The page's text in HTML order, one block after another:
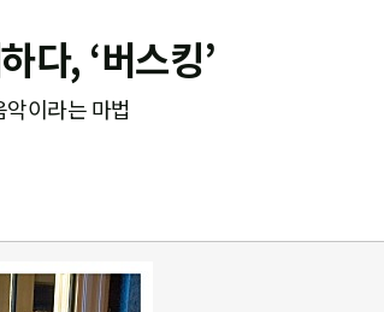
다, ‘버스킹’
이라는 마법